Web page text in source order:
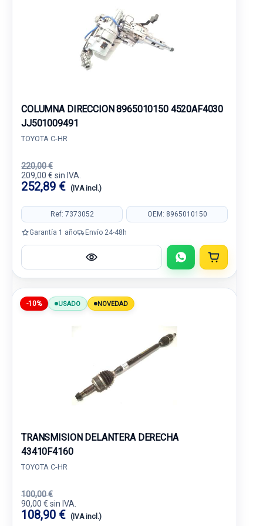
COLUMNA DIRECCION 8965010150 4520AF4030
JJ501009491
TOYOTA C-HR
220,00 €
209,00 € sin IVA.
252,89 € (IVA incl.)
Ref: 7373052 OEM: 8965010150
Garantía 1 año Envío 24-48h
-10% USADO NOVEDAD
TRANSMISION DELANTERA DERECHA
43410F4160
TOYOTA C-HR
100,00 €
90,00 € sin IVA.
108,90 € (IVA incl.)